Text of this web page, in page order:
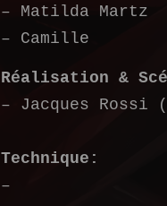
– Matilda Martz
– Camille
Réalisation &
– Jacques
Technique:
–